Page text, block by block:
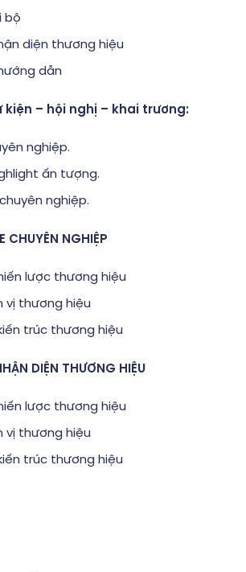
bộ
diện thương hiệu
dẫn
kiện – hội nghị – khai trương:
nghiệp.
ấn tượng.
nghiệp.
CHUYÊN NGHIỆP
lược thương hiệu
vị thương hiệu
trúc thương hiệu
DIỆN THƯƠNG HIỆU
lược thương hiệu
vị thương hiệu
trúc thương hiệu